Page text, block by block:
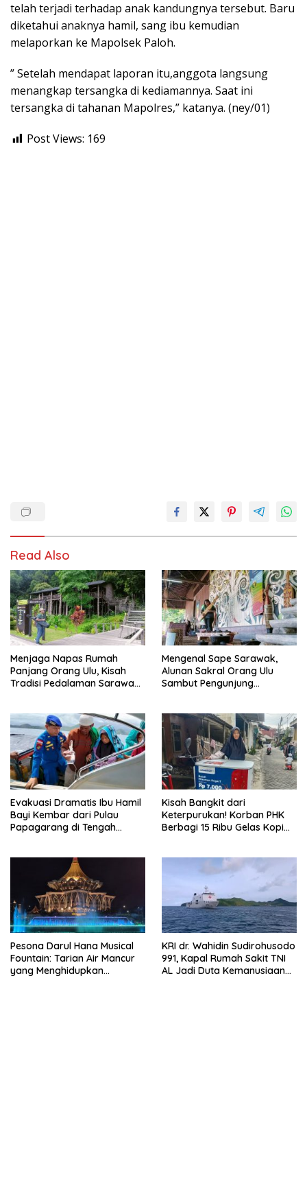
telah terjadi terhadap anak kandungnya tersebut. Baru
diketahui anaknya hamil, sang ibu kemudian
melaporkan ke Mapolsek Paloh.
” Setelah mendapat laporan itu,anggota langsung
menangkap tersangka di kediamannya. Saat ini
tersangka di tahanan Mapolres,” katanya. (ney/01)
Post Views: 169
Read Also
Menjaga Napas Rumah
Panjang Orang Ulu, Kisah
Tradisi Pedalaman Sarawak
Mengenal Sape Sarawak,
Alunan Sakral Orang Ulu
Sambut Pengunjung
Evakuasi Dramatis Ibu Hamil
Bayi Kembar dari Pulau
Papagarang di Tengah
Kisah Bangkit dari
Keterpurukan! Korban PHK
Berbagi 15 Ribu Gelas Kopi
Pesona Darul Hana Musical
Fountain: Tarian Air Mancur
yang Menghidupkan
KRI dr. Wahidin Sudirohusodo
991, Kapal Rumah Sakit TNI
AL Jadi Duta Kemanusiaan